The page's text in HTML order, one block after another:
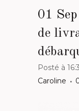
01 Sep
de
Posté à
Caroline